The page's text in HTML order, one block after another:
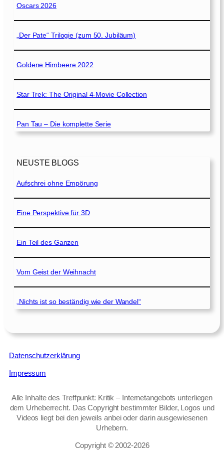
Oscars 2026
„Der Pate“ Trilogie (zum 50. Jubiläum)
Goldene Himbeere 2022
Star Trek: The Original 4-Movie Collection
Pan Tau – Die komplette Serie
NEUSTE BLOGS
Aufschrei ohne Empörung
Eine Perspektive für 3D
Ein Teil des Ganzen
Vom Geist der Weihnacht
„Nichts ist so beständig wie der Wandel“
Datenschutzerklärung
Impressum
Alle Inhalte des Treffpunkt: Kritik – Internetangebots unterliegen
dem Urheberrecht. Das Copyright bestimmter Bilder, Logos und
Videos liegt bei den jeweils anbei oder darin ausgewiesenen
Urhebern.
Copyright © 2002‑2026